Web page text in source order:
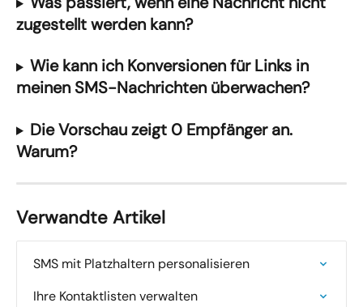
zugestellt werden kann?
Wie kann ich Konversionen für Links in
meinen SMS-Nachrichten überwachen?
Die Vorschau zeigt 0 Empfänger an.
Warum?
Verwandte Artikel
SMS mit Platzhaltern personalisieren
Ihre Kontaktlisten verwalten